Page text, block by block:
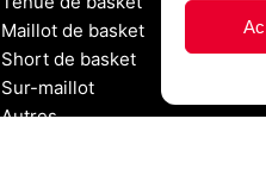
Maillot de basket
Short de basket
Sur-maillot
Autres